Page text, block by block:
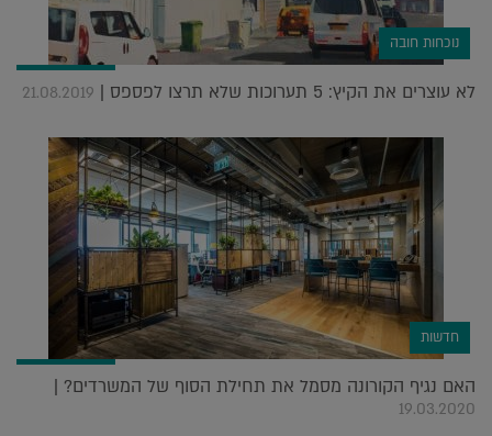
נוכחות חובה
לא עוצרים את הקיץ: 5 תערוכות שלא תרצו לפספס | 21.08.2019
חדשות
האם נגיף הקורונה מסמל את תחילת הסוף של המשרדים? |
19.03.2020